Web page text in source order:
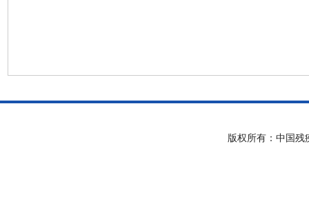
版权所有：中国残